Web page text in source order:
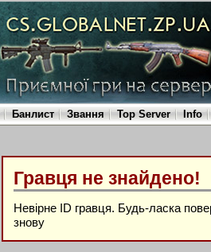
Банлист Звання Top Server Info
Гравця не знайдено!
Невірне ID гравця. Будь-ласка
знову